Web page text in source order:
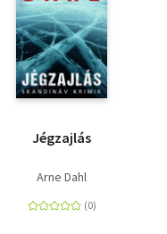
Jégzajlás
Arne Dahl